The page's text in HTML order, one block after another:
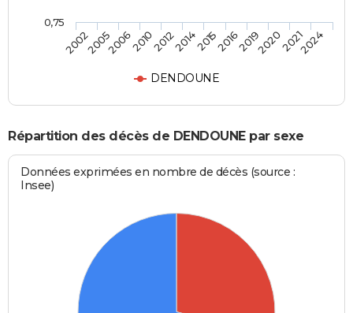
DENDOUNE
200220052006201020122014201520162019202020212024
0,75
Répartition des décès de DENDOUNE par sexe
Données exprimées en nombre de décès (source :
Insee)